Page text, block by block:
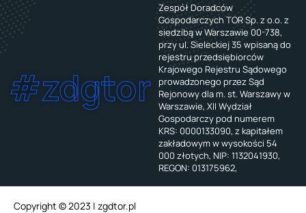
#zdgtor
Zespół Doradców
Gospodarczych TOR Sp. z o.o. z
siedzibą w Warszawie 00-738,
przy ul. Sieleckiej 35 wpisaną do
rejestru przedsiębiorców
Krajowego Rejestru Sądowego
prowadzonego przez Sąd
Rejonowy dla m. st. Warszawy w
Warszawie, XII Wydział
Gospodarczy pod numerem
KRS: 0000133090, z kapitałem
zakładowym w wysokości 54
000 złotych, NIP: 1132041930,
REGON: 013175962,
Copyright © 2023 | zgdtor.pl